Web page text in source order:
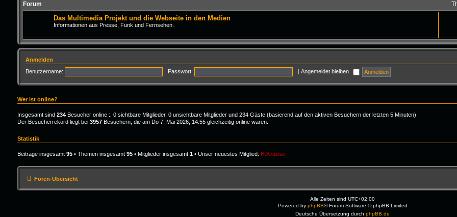
Forum
Das Multimedia Projekt und die Webseite in den Medien
Informationen aus Presse, Funk und Fernsehen.
Anmelden
Benutzername:
Passwort: | Angemeldet bleiben
Wer ist online?
Insgesamt sind 234Besucher online :: 0 sichtbare Mitglieder, 0 unsichtbare Mitglieder und 234 Gäste (basierend auf den aktiven Besuchern der letzten 5 Minuten)
Der Besucherrekord liegt bei 3957Besuchern, die am Do 7. Mai 2026, 14:55 gleichzeitig online waren.
Statistik
Beiträge insgesamt 95• Themen insgesamt 95• Mitglieder insgesamt 1• Unser neuestes Mitglied: H.Krause
Foren-Übersicht
Alle Zeiten sindUTC+02:00
Powered by phpBB® Forum Software © phpBB Limited
Deutsche Übersetzung durchphpBB.de